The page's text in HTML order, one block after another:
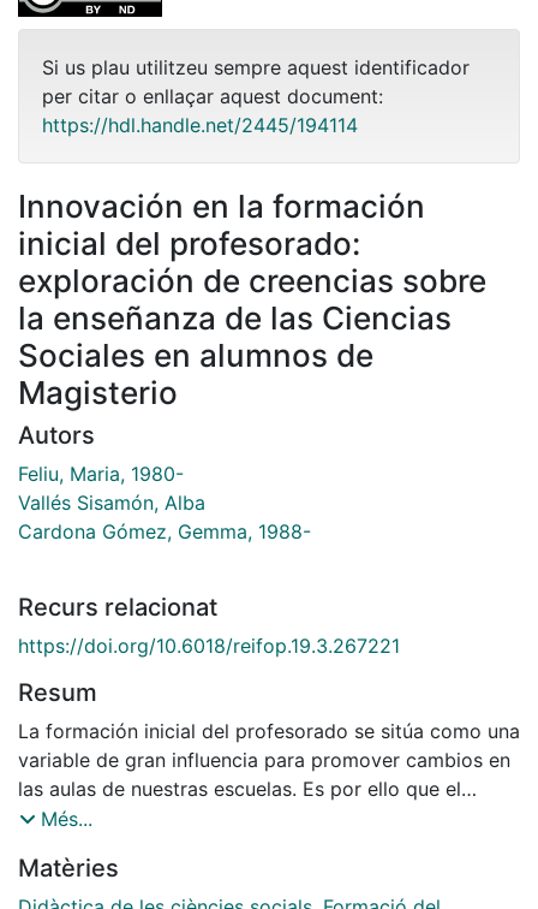
Si us plau utilitzeu sempre aquest identificador
per citar o enllaçar aquest document:
https://hdl.handle.net/2445/194114
Innovación en la formación
inicial del profesorado:
exploración de creencias sobre
la enseñanza de las Ciencias
Sociales en alumnos de
Magisterio
Autors
Feliu, Maria, 1980-
Vallés Sisamón, Alba
Cardona Gómez, Gemma, 1988-
Recurs relacionat
https://doi.org/10.6018/reifop.19.3.267221
Resum
La formación inicial del profesorado se sitúa como una
variable de gran influencia para promover cambios en
las aulas de nuestras escuelas. Es por ello que el
presente artículo quiere contribuir a la innovación y
docentes de algunas de las asignaturas del grado de
magisterio. Los cambios de estos planes docentes
Més...
Matèries